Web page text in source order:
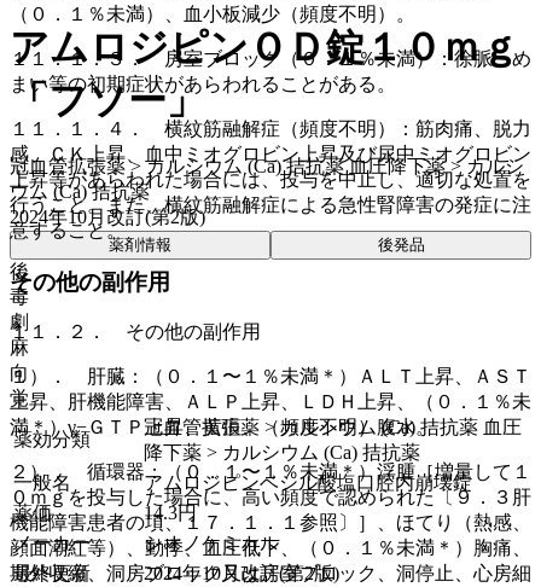
（０．１％未満）、血小板減少（頻度不明）。
１１．１．３． 房室ブロック（０．１％未満）：徐脈、め
まい等の初期症状があらわれることがある。
１１．１．４． 横紋筋融解症（頻度不明）：筋肉痛、脱力
感、ＣＫ上昇、血中ミオグロビン上昇及び尿中ミオグロビン
上昇等があらわれた場合には、投与を中止し、適切な処置を
行うこと。また、横紋筋融解症による急性腎障害の発症に注
意すること。
その他の副作用
１１．２． その他の副作用
１）． 肝臓：（０．１〜１％未満＊）ＡＬＴ上昇、ＡＳＴ
上昇、肝機能障害、ＡＬＰ上昇、ＬＤＨ上昇、（０．１％未
満＊）γ−ＧＴＰ上昇、黄疸、（頻度不明）腹水。
２）． 循環器：（０．１〜１％未満＊）浮腫［増量して１
０ｍｇを投与した場合に、高い頻度で認められた〔９．３肝
機能障害患者の項、１７．１．１参照〕］、ほてり（熱感、
顔面潮紅等）、動悸、血圧低下、（０．１％未満＊）胸痛、
期外収縮、洞房ブロック又は房室ブロック、洞停止、心房細
アムロジピンＯＤ錠１０ｍｇ
「フソー」
冠血管拡張薬 > カルシウム (Ca) 拮抗薬 血圧降下薬 > カルシ
ウム (Ca) 拮抗薬
2024年10月改訂(第2版)
薬剤情報 後発品
後
毒
劇
麻
向
覚
薬効分類
冠血管拡張薬 > カルシウム (Ca) 拮抗薬 血圧
降下薬 > カルシウム (Ca) 拮抗薬
一般名
アムロジピンベシル酸塩口腔内崩壊錠
薬価
14.3円
メーカー
シオノケミカル
最終更新
2024年10月改訂(第2版)